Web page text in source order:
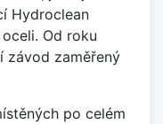
Hydroclean
Od roku
závod zaměřený
po celém